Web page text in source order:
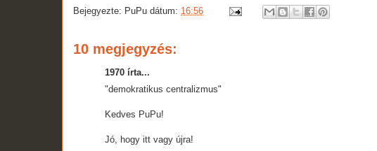
Bejegyezte: PuPu dátum: 16:56
10 megjegyzés:
1970 írta...
"demokratikus centralizmus"
Kedves PuPu!
Jó, hogy itt vagy újra!